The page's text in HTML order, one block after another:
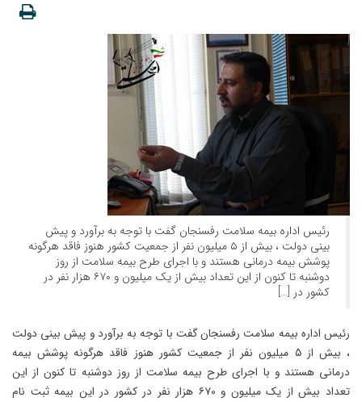
رئیس اداره بیمه سلامت رفسنجان گفت با توجه به برآورد و پیش
بینی دولت ، بیش از ۵ میلیون نفر از جمعیت کشور هنوز فاقد هرگونه
پوشش بیمه درمانی هستند و با اجرای طرح بیمه سلامت از روز
دوشنبه تا کنون از این تعداد بیش از یک میلیون و ۶۷۰ هزار نفر در
کشور در […]
رئیس اداره بیمه سلامت رفسنجان گفت با توجه به برآورد و پیش بینی دولت
، بیش از ۵ میلیون نفر از جمعیت کشور هنوز فاقد هرگونه پوشش بیمه
درمانی هستند و با اجرای طرح بیمه سلامت از روز دوشنبه تا کنون از این
تعداد بیش از یک میلیون و ۶۷۰ هزار نفر در کشور در این بیمه ثبت نام